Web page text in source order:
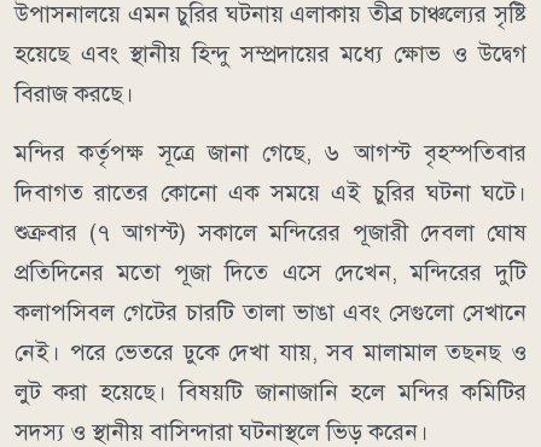
উপাসনালয়ে এমন চুরির ঘটনায় এলাকায় তীব্র চাঞ্চল্যের সৃষ্টি
হয়েছে এবং স্থানীয় হিন্দু সম্প্রদায়ের মধ্যে ক্ষোভ ও উদ্বেগ
বিরাজ করছে।
মন্দির কর্তৃপক্ষ সূত্রে জানা গেছে, ৬ আগস্ট বৃহস্পতিবার
দিবাগত রাতের কোনো এক সময়ে এই চুরির ঘটনা ঘটে।
শুক্রবার (৭ আগস্ট) সকালে মন্দিরের পূজারী দেবলা ঘোষ
প্রতিদিনের মতো পূজা দিতে এসে দেখেন, মন্দিরের দুটি
কলাপসিবল গেটের চারটি তালা ভাঙা এবং সেগুলো সেখানে
নেই। পরে ভেতরে ঢুকে দেখা যায়, সব মালামাল তছনছ ও
লুট করা হয়েছে। বিষয়টি জানাজানি হলে মন্দির কমিটির
সদস্য ও স্থানীয় বাসিন্দারা ঘটনাস্থলে ভিড় করেন।